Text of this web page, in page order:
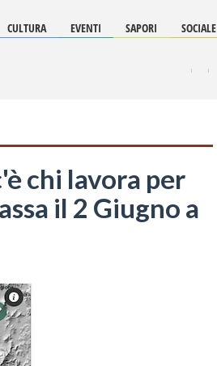
CULTURA EVENTI SAPORI SOCIALE
chi lavora per
il 2 Giugno a